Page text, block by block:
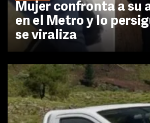
Mujer confronta a su
en el Metro y lo
se viraliza